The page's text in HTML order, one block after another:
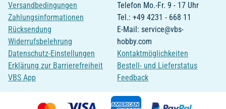
Versandbedingungen
Zahlungsinformationen
Rücksendung
Widerrufsbelehrung
Datenschutz-Einstellungen
Erklärung zur Barrierefreiheit
VBS App
Telefon Mo.-Fr. 9 - 17 Uhr
Tel.: +49 4231 - 668 11
E-Mail: service@vbs-
hobby.com
Kontaktmöglichkeiten
Bestell- und Lieferstatus
Feedback